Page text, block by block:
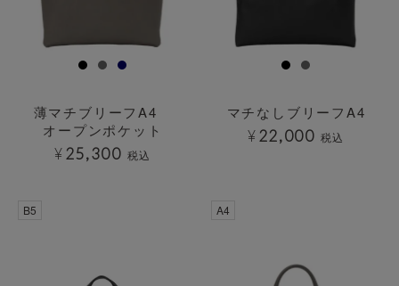
薄マチブリーフA4
オープンポケット
¥ 25,300 税込
マチなしブリーフA4
¥ 22,000 税込
B5 A4